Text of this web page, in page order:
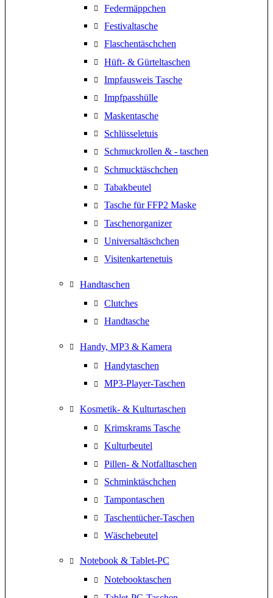
Federmäppchen
Festivaltasche
Flaschentäschchen
Hüft- & Gürteltaschen
Impfausweis Tasche
Impfpasshülle
Maskentasche
Schlüsseletuis
Schmuckrollen & - taschen
Schmucktäschchen
Tabakbeutel
Tasche für FFP2 Maske
Taschenorganizer
Universaltäschchen
Visitenkartenetuis
Handtaschen
Clutches
Handtasche
Handy, MP3 & Kamera
Handytaschen
MP3-Player-Taschen
Kosmetik- & Kulturtaschen
Krimskrams Tasche
Kulturbeutel
Pillen- & Notfalltaschen
Schminktäschchen
Tampontaschen
Taschentücher-Taschen
Wäschebeutel
Notebook & Tablet-PC
Notebooktaschen